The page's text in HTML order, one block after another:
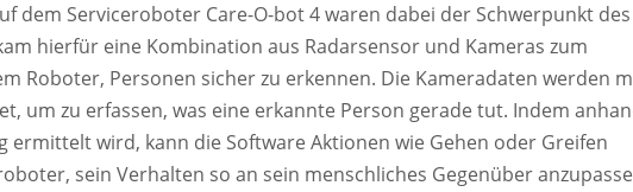
dem Serviceroboter Care-O-bot 4 waren dabei der Schwerpunkt des
hierfür eine Kombination aus Radarsensor und Kameras zum
Roboter, Personen sicher zu erkennen. Die Kameradaten werden
um zu erfassen, was eine erkannte Person gerade tut. Indem
wird, kann die Software Aktionen wie Gehen oder Greifen
sein Verhalten so an sein menschliches Gegenüber